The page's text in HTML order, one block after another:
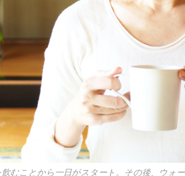
むことから一日がスタート。その後、ウォ